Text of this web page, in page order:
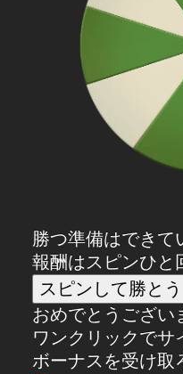
勝つ準備はできて
報酬はスピンひと
スピンして勝とう
おめでとうござい
ワンクリックでサ
ボーナスを受け取